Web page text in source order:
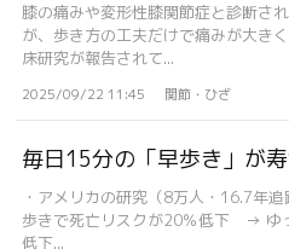
膝の痛みや変形性膝関節症と診断さ
が、歩き方の工夫だけで痛みが大き
床研究が報告されて...
2025/09/22 11:45 関節・ひざ
毎日15分の「早歩き」が寿
・アメリカの研究（8万人・16.7
歩きで死亡リスクが20％低下 → ゆ
低下...